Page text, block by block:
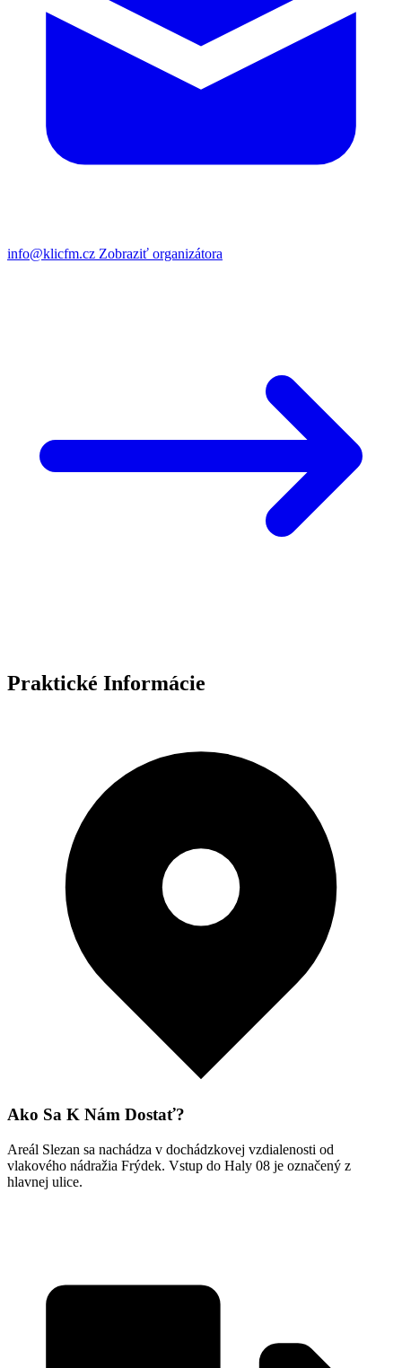
info@klicfm.cz Zobraziť organizátora
Praktické Informácie
Ako Sa K Nám Dostať?
Areál Slezan sa nachádza v dochádzkovej vzdialenosti od
vlakového nádražia Frýdek. Vstup do Haly 08 je označený z
hlavnej ulice.